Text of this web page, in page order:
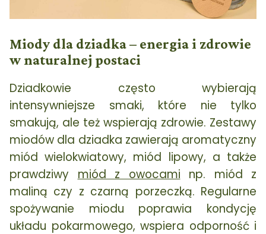
Miody dla dziadka – energia i zdrowie
w naturalnej postaci
Dziadkowie często wybierają
intensywniejsze smaki, które nie tylko
smakują, ale też wspierają zdrowie. Zestawy
miodów dla dziadka zawierają aromatyczny
miód wielokwiatowy, miód lipowy, a także
prawdziwy miód z owocami np. miód z
maliną czy z czarną porzeczką. Regularne
spożywanie miodu poprawia kondycję
układu pokarmowego, wspiera odporność i